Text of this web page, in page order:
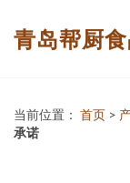
青岛帮厨
当前位置： 首页 >
承诺